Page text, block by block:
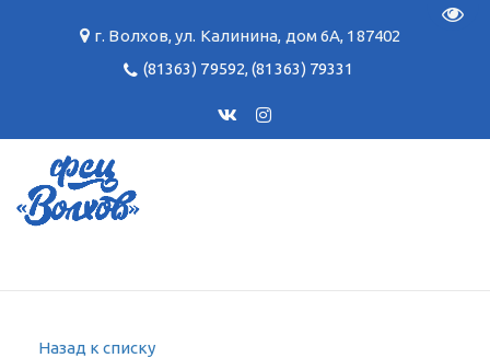
г. Волхов,ул. Калинина, дом 6А, 187402
(81363) 79592,(81363) 79331
Назад к списку